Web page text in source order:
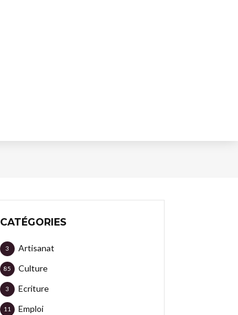
CATÉGORIES
Artisanat
3
Culture
85
Ecriture
3
Emploi
11